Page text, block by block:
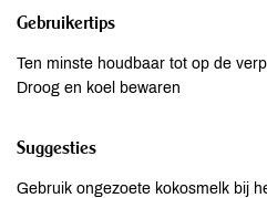
Gebruikertips
Ten minste houdbaar tot op de
Droog en koel bewaren
Suggesties
Gebruik ongezoete kokosmelk bij